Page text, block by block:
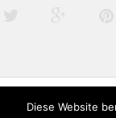
Diese Website